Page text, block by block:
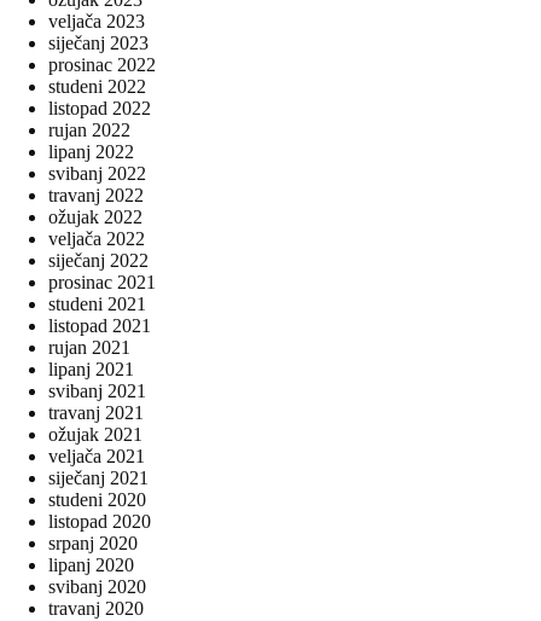
veljača 2023
siječanj 2023
prosinac 2022
studeni 2022
listopad 2022
rujan 2022
lipanj 2022
svibanj 2022
travanj 2022
ožujak 2022
veljača 2022
siječanj 2022
prosinac 2021
studeni 2021
listopad 2021
rujan 2021
lipanj 2021
svibanj 2021
travanj 2021
ožujak 2021
veljača 2021
siječanj 2021
studeni 2020
listopad 2020
srpanj 2020
lipanj 2020
svibanj 2020
travanj 2020